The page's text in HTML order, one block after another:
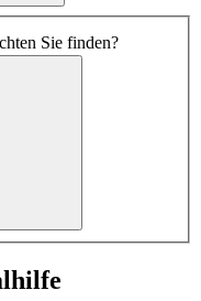
Sie finden?